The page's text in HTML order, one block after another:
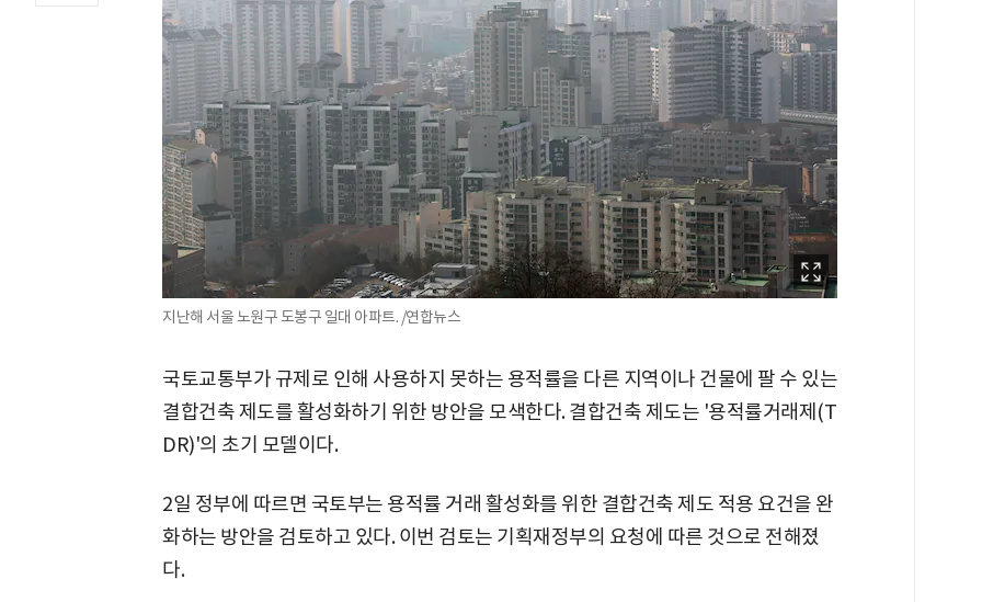
지난해 서울 노원구 도봉구 일대 아파트. /연합뉴스
국토교통부가 규제로 인해 사용하지 못하는 용적률을 다른 지역이나 건물에 팔 수 있는
결합건축 제도를 활성화하기 위한 방안을 모색한다. 결합건축 제도는 '용적률거래제(T
DR)'의 초기 모델이다.
2일 정부에 따르면 국토부는 용적률 거래 활성화를 위한 결합건축 제도 적용 요건을 완
화하는 방안을 검토하고 있다. 이번 검토는 기획재정부의 요청에 따른 것으로 전해졌
다.